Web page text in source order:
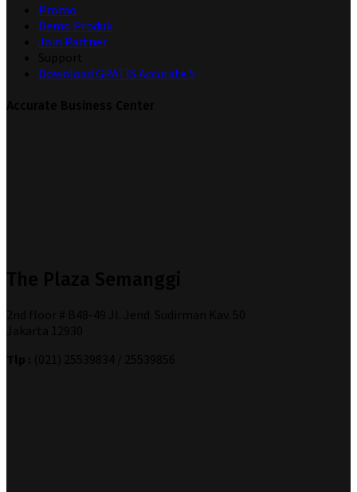
Promo
Demo Produk
Join Partner
Download GRATIS Accurate 5